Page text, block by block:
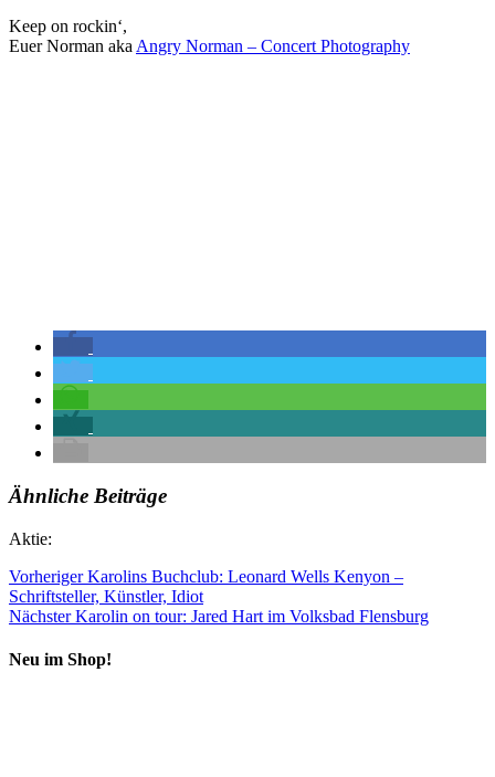
Keep on rockin‘,
Euer Norman aka Angry Norman – Concert Photography
Ähnliche Beiträge
Aktie:
Vorheriger Karolins Buchclub: Leonard Wells Kenyon –
Schriftsteller, Künstler, Idiot
Nächster Karolin on tour: Jared Hart im Volksbad Flensburg
Neu im Shop!